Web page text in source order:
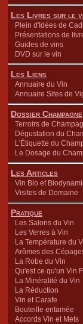
Les Livres sur le
Plein d'Idées de
Présentations de
Guides de vins
DVD sur le vin
Les Liens
Annuaire du Vin
Annuaire Sites de
Dossier Champagne
Terroirs de
Dégustation du
L'Étiquette du
Le Dosage du
Les Articles
Vin Bio et
Visites de Domaine
Pratique
Les Salons du Vin
Les Verres à Vin
La Température du
Arômes des
La Robe du Vin
Qu'est ce qu'un Vin
La Minéralité du Vin
La Réduction
Vin et Carafe
Bouteille entamée
Accords Vin et Mets